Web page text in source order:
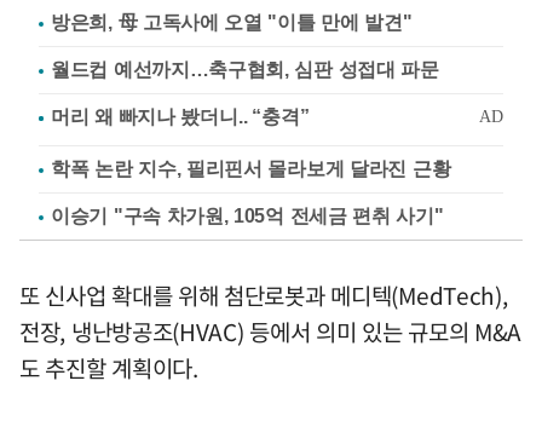
방은희, 母 고독사에 오열 "이틀 만에 발견"
월드컵 예선까지…축구협회, 심판 성접대 파문
학폭 논란 지수, 필리핀서 몰라보게 달라진 근황
이승기 "구속 차가원, 105억 전세금 편취 사기"
또 신사업 확대를 위해 첨단로봇과 메디텍(MedTech),
전장, 냉난방공조(HVAC) 등에서 의미 있는 규모의 M&A
도 추진할 계획이다.